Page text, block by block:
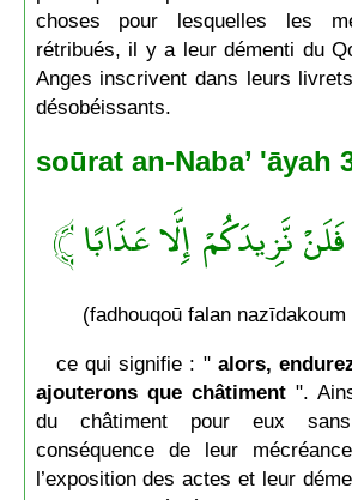
choses pour lesquelles les
rétribués, il y a leur démenti du
Anges inscrivent dans leurs
désobéissants.
soūrat an-Naba’ 'āyah
نَّزِيدَكُمْ إِلَّا عَذَابًا ﴾
(fadhouqoū falan nazīdakoum
ce qui signifie : " alors,
ajouterons que châtiment".
du châtiment pour eux
conséquence de leur
l’exposition des actes et leur